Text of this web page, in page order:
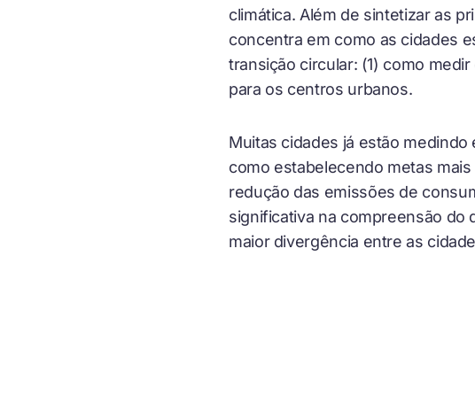
climática. Além de sintetizar as
concentra em como as cidades
transição circular: (1) como
para os centros urbanos.
Muitas cidades já estão
como estabelecendo metas
redução das emissões de
significativa na compreensão do
maior divergência entre as